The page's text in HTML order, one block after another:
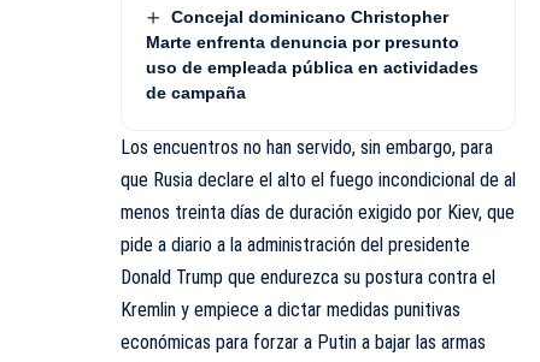
Concejal dominicano Christopher
Marte enfrenta denuncia por presunto
uso de empleada pública en actividades
de campaña
Los encuentros no han servido, sin embargo, para
que Rusia declare el alto el fuego incondicional de al
menos treinta días de duración exigido por Kiev, que
pide a diario a la administración del presidente
Donald Trump que endurezca su postura contra el
Kremlin y empiece a dictar medidas punitivas
económicas para forzar a Putin a bajar las armas